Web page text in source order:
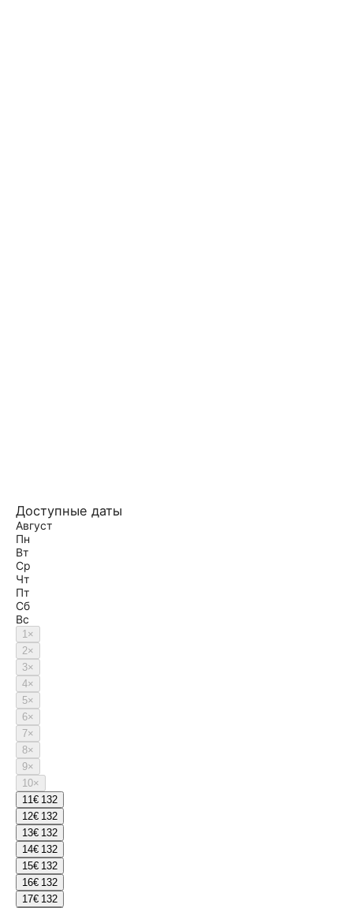
Доступные даты
Август
Пн
Вт
Ср
Чт
Пт
Сб
Вс
1×
2×
3×
4×
5×
6×
7×
8×
9×
10×
11€ 132
12€ 132
13€ 132
14€ 132
15€ 132
16€ 132
17€ 132